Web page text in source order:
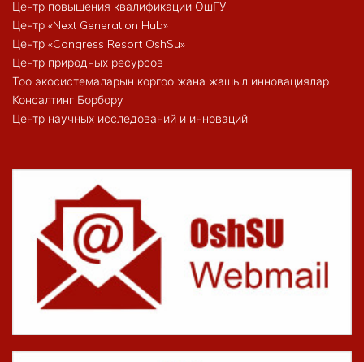
Центр повышения квалификации ОшГУ
Центр «Next Generation Hub»
Центр «Congress Resort OshSu»
Центр природных ресурсов
Тоо экосистемаларын коргоо жана жашыл инновациялар
Консалтинг Борбору
Центр научных исследований и инноваций